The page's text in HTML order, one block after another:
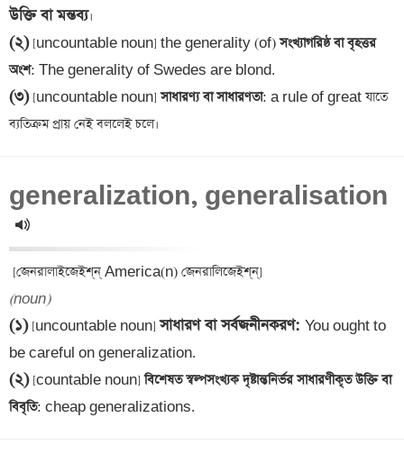
উক্তি বা মন্তব্য
(২) [uncountable noun] the generality (of) সংখ্যাগরিষ্ঠ বা বৃহত্তর
অংশ
(৩) [uncountable noun] সাধারণ্য বা সাধারণতা: a rule of great যাতে
generalization, generalisation
(noun)
(১) [uncountable noun] সাধারণ বা সর্বজনীনকরণ: You ought to
(২) [countable noun] বিশেষত স্বল্পসংখ্যক দৃষ্টান্তনির্ভর সাধারণীকৃত উক্তি বা
বিবৃতি: cheap generalizations.